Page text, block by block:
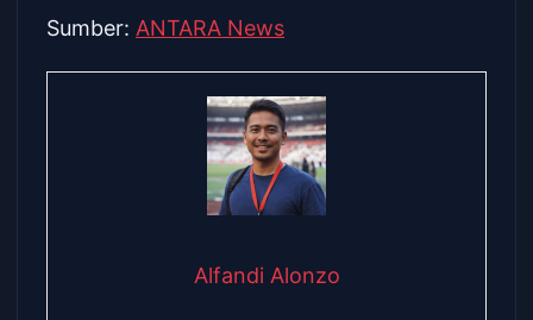
Sumber: ANTARA News
Alfandi Alonzo